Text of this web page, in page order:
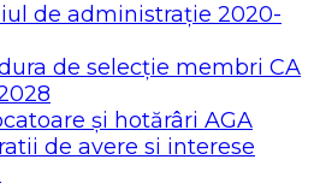
de administrație 2020-
de selecție membri CA
și hotărâri AGA
de avere si interese